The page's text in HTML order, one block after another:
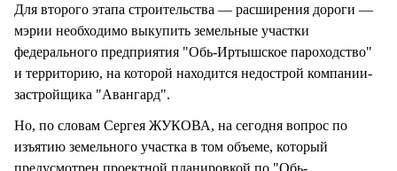
Для второго этапа строительства — расширения дороги —
мэрии необходимо выкупить земельные участки
федерального предприятия "Обь-Иртышское пароходство"
и территорию, на которой находится недострой компании-
застройщика "Авангард".
Но, по словам Сергея ЖУКОВА, на сегодня вопрос по
изъятию земельного участка в том объеме, который
предусмотрен проектной планировкой по "Обь-